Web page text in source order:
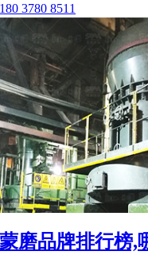
3780 8511
磨品牌排行榜,